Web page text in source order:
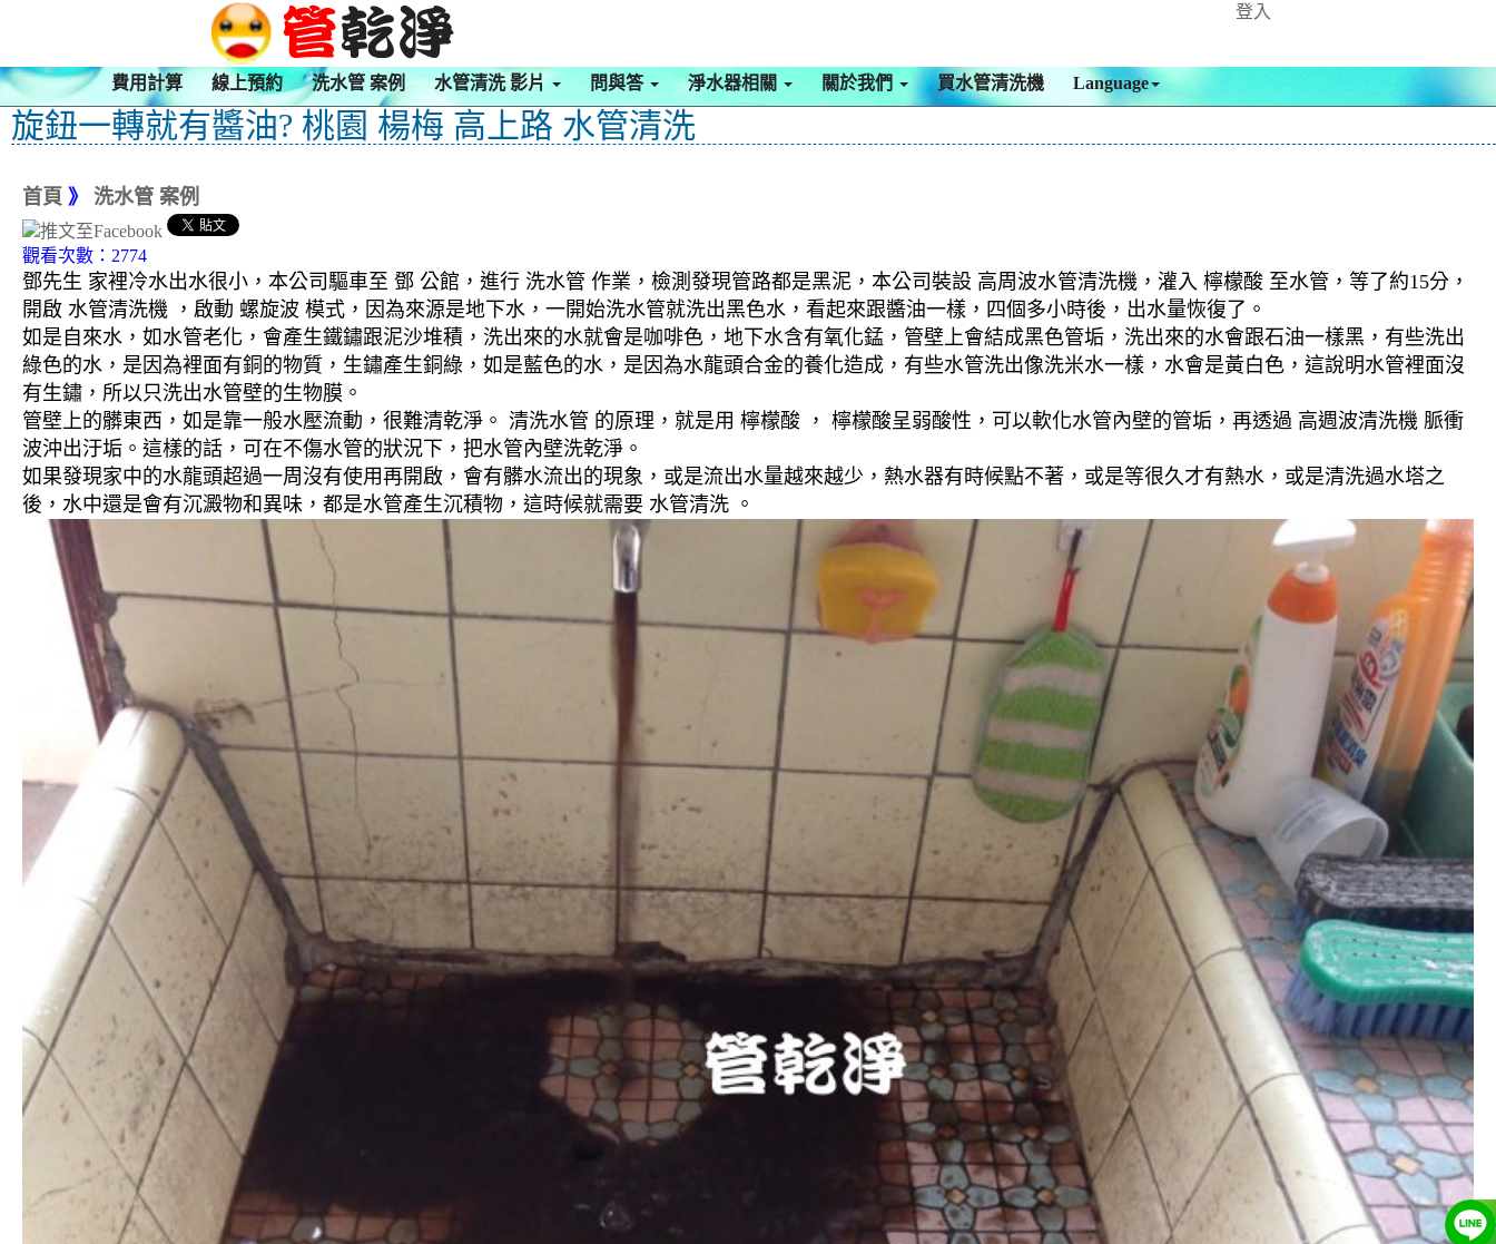
登入
費用計算 線上預約 洗水管 案例 水管清洗 影片 問與答 淨水器相關 關於我們 買水管清洗機 Language
旋鈕一轉就有醬油? 桃園 楊梅 高上路 水管清洗
首頁 》 洗水管 案例
觀看次數：2774
鄧先生 家裡冷水出水很小，本公司驅車至 鄧 公館，進行 洗水管 作業，檢測發現管路都是黑泥，本公司裝設 高周波水管清洗機，灌入 檸檬酸 至水管，等了約15分，
開啟 水管清洗機 ，啟動 螺旋波 模式，因為來源是地下水，一開始洗水管就洗出黑色水，看起來跟醬油一樣，四個多小時後，出水量恢復了。
如是自來水，如水管老化，會產生鐵鏽跟泥沙堆積，洗出來的水就會是咖啡色，地下水含有氧化錳，管壁上會結成黑色管垢，洗出來的水會跟石油一樣黑，有些洗出
綠色的水，是因為裡面有銅的物質，生鏽產生銅綠，如是藍色的水，是因為水龍頭合金的養化造成，有些水管洗出像洗米水一樣，水會是黃白色，這說明水管裡面沒
有生鏽，所以只洗出水管壁的生物膜。
管壁上的髒東西，如是靠一般水壓流動，很難清乾淨。 清洗水管 的原理，就是用 檸檬酸 ， 檸檬酸呈弱酸性，可以軟化水管內壁的管垢，再透過 高週波清洗機 脈衝
波沖出汙垢。這樣的話，可在不傷水管的狀況下，把水管內壁洗乾淨。
如果發現家中的水龍頭超過一周沒有使用再開啟，會有髒水流出的現象，或是流出水量越來越少，熱水器有時候點不著，或是等很久才有熱水，或是清洗過水塔之
後，水中還是會有沉澱物和異味，都是水管產生沉積物，這時候就需要 水管清洗 。